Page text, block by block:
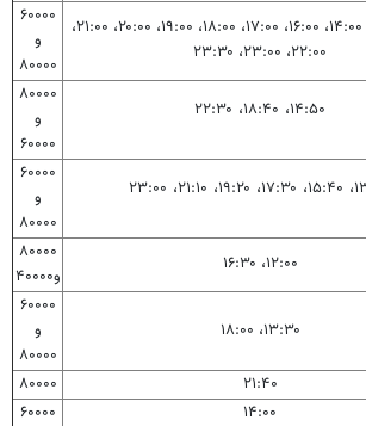
۱۲:۰۰، ۱۳:۰۰، ۱۴:۰۰، ۱۶:۰۰، ۱۷:۰۰، ۱۸:۰۰، ۱۹:۰۰، ۲۰:۰۰، ۲۱:۰۰،
۲۲:۰۰، ۲۳:۰۰، ۲۳:۳۰
۶۰۰۰۰
و
۸۰۰۰۰
۱۴:۵۰، ۱۸:۴۰، ۲۲:۳۰
۸۰۰۰۰
و
۶۰۰۰۰
۲۳:۰۰
۶۰۰۰۰
و
۸۰۰۰۰
۱۲:۰۰، ۱۶:۳۰
۸۰۰۰۰
و۴۰۰۰۰
۱۳:۳۰، ۱۸:۰۰
۶۰۰۰۰
و
۸۰۰۰۰
۲۱:۴۰
۸۰۰۰۰
۱۴:۰۰ ۶۰۰۰۰